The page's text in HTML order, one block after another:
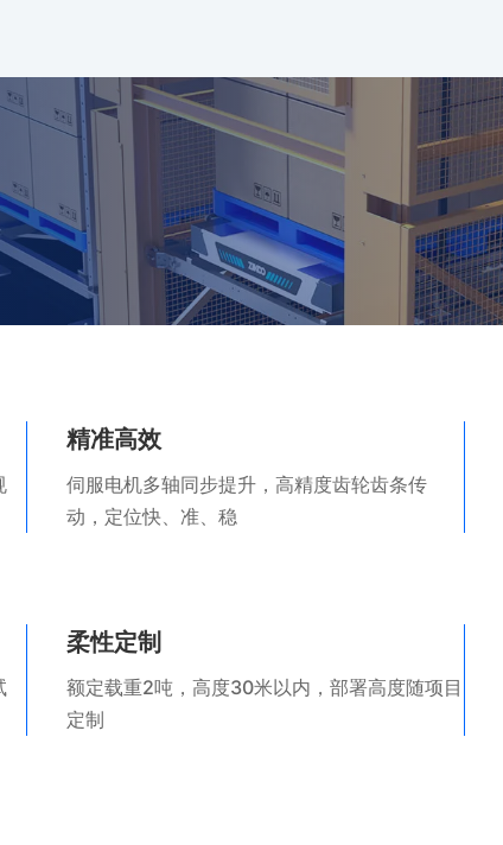
精准高效
伺服电机多轴同步提升，高精度齿轮齿条传
动，定位快、准、稳
柔性定制
额定载重2吨，高度30米以内，部署高度随项目
定制